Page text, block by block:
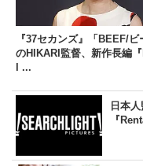
『37セカンズ』「BEEF/ビ
のHIKARI監督、新作長編
l ...
日本
『